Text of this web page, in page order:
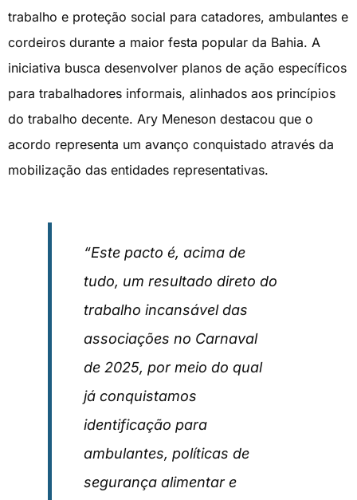
trabalho e proteção social para catadores, ambulantes e
cordeiros durante a maior festa popular da Bahia. A
iniciativa busca desenvolver planos de ação específicos
para trabalhadores informais, alinhados aos princípios
do trabalho decente. Ary Meneson destacou que o
acordo representa um avanço conquistado através da
mobilização das entidades representativas.
“Este pacto é, acima de
tudo, um resultado direto do
trabalho incansável das
associações no Carnaval
de 2025, por meio do qual
já conquistamos
identificação para
ambulantes, políticas de
segurança alimentar e